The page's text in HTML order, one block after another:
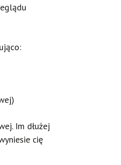
Im dłużej
cię